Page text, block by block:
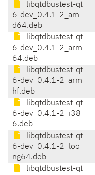
libqtdbustest-qt
6-dev_0.4.1-2_am
d64.deb
libqtdbustest-qt
6-dev_0.4.1-2_arm
64.deb
libqtdbustest-qt
6-dev_0.4.1-2_arm
hf.deb
libqtdbustest-qt
6-dev_0.4.1-2_i38
6.deb
libqtdbustest-qt
6-dev_0.4.1-2_loo
ng64.deb
libqtdbustest-qt